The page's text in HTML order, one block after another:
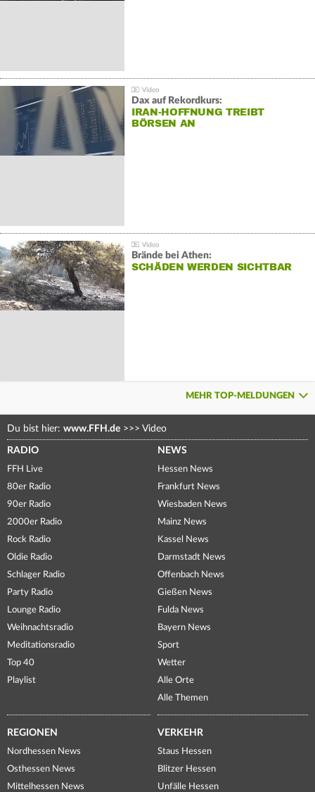
Dax auf Rekordkurs:
IRAN-HOFFNUNG TREIBT
BÖRSEN AN
Brände bei Athen:
SCHÄDEN WERDEN SICHTBAR
MEHR TOP-MELDUNGEN
Du bist hier: www.FFH.de >>> Video
RADIO
FFH Live
80er Radio
90er Radio
2000er Radio
Rock Radio
Oldie Radio
Schlager Radio
Party Radio
Lounge Radio
Weihnachtsradio
Meditationsradio
Top 40
Playlist
NEWS
Hessen News
Frankfurt News
Wiesbaden News
Mainz News
Kassel News
Darmstadt News
Offenbach News
Gießen News
Fulda News
Bayern News
Sport
Wetter
Alle Orte
Alle Themen
REGIONEN
Nordhessen News
Osthessen News
Mittelhessen News
VERKEHR
Staus Hessen
Blitzer Hessen
Unfälle Hessen